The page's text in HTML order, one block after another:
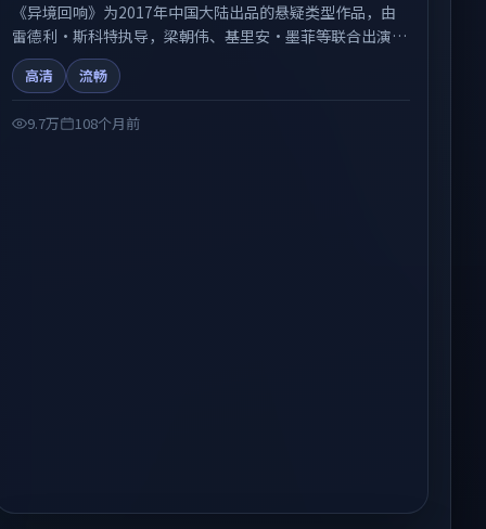
《异境回响》为2017年中国大陆出品的悬疑类型作品，由
雷德利·斯科特执导，梁朝伟、基里安·墨菲等联合出演。
剧情在人物弧光与节奏推进中展开，兼具叙事张力与视听质
感。适合关注国产在线观看、热播国产剧与院线佳片的观众
高清 流畅
9.7万 108个月前